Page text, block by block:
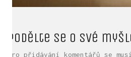
Podělte se o své
Pro přidávání komentářů se